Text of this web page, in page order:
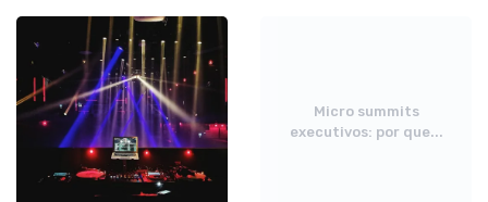
Micro summits
executivos: por que...